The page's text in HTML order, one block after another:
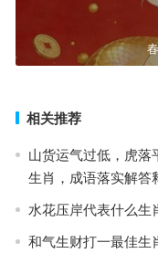
相关推荐
山货运气过低，虎落
生肖，成语落实解答
水花压岸代表什么生
和气生财打一最佳生